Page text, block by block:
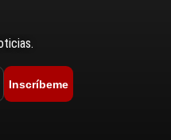
Inscríbeme